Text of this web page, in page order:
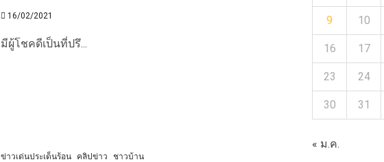
16/02/2021
มีผู้โชคดีเป็นที่ปรึ...
ข่าวเด่นประเด็นร้อน คลิปข่าว ชาวบ้าน
9 10
16 17
23 24
30 31
« ม.ค.